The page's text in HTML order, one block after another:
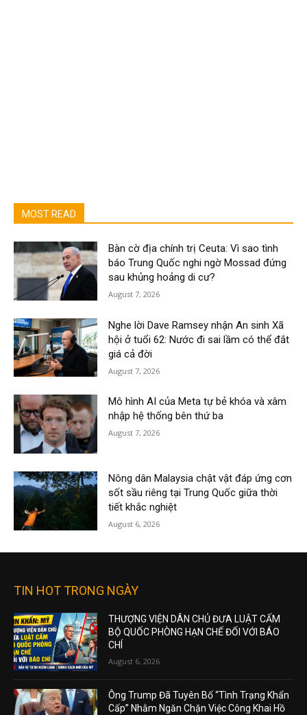
MOST READ
Bàn cờ địa chính trị Ceuta: Vì sao tình
báo Trung Quốc nghi ngờ Mossad đứng
sau khủng hoảng di cư?
August 7, 2026
Nghe lời Dave Ramsey nhận An sinh Xã
hội ở tuổi 62: Nước đi sai lầm có thể đắt
giá cả đời
August 7, 2026
Mô hình AI của Meta tự bẻ khóa và xâm
nhập hệ thống bên thứ ba
August 7, 2026
Nông dân Malaysia chật vật đáp ứng cơn
sốt sầu riêng tại Trung Quốc giữa thời
tiết khắc nghiệt
August 6, 2026
TIN HOT TRONG NGÀY
THƯỢNG VIỆN DÂN CHỦ ĐƯA LUẬT CẤM
BỘ QUỐC PHÒNG HẠN CHẾ ĐỐI VỚI BÁO
CHÍ
August 6, 2026
Ông Trump Đã Tuyên Bố “Tình Trạng Khẩn
Cấp” Nhằm Ngăn Chặn Việc Công Khai Hồ